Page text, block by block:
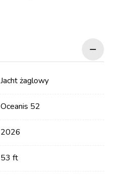
Jacht żaglowy
Oceanis 52
2026
53 ft